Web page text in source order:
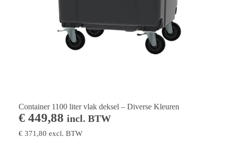
Container 1100 liter vlak deksel – Diverse Kleuren
€449,88 incl. BTW
€371,80 excl. BTW